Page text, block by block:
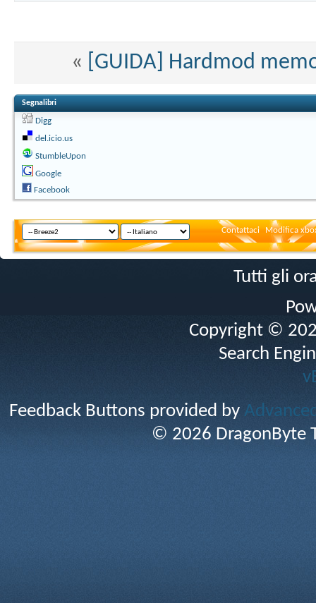
« [GUIDA] Hardmod
Segnalibri
Digg
del.icio.us
StumbleUpon
Google
Facebook
Contattaci Modifica
Tutti gli
Copyright ©
Search
Feedback Buttons provided by
© 2026 DragonByte